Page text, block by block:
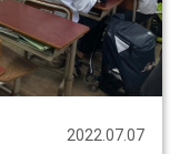
2022.07.07